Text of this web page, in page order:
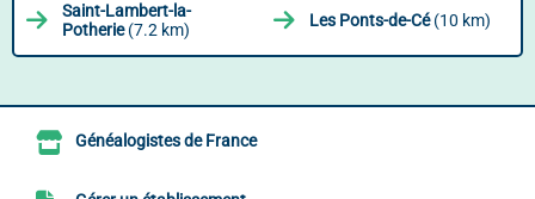
Saint-Lambert-la-
Potherie(7.2 km) Les Ponts-de-Cé(10 km)
Généalogistes de France